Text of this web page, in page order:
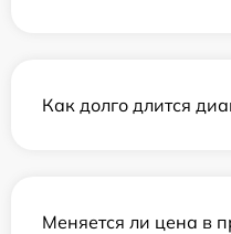
Как долго длится
Меняется ли цена в